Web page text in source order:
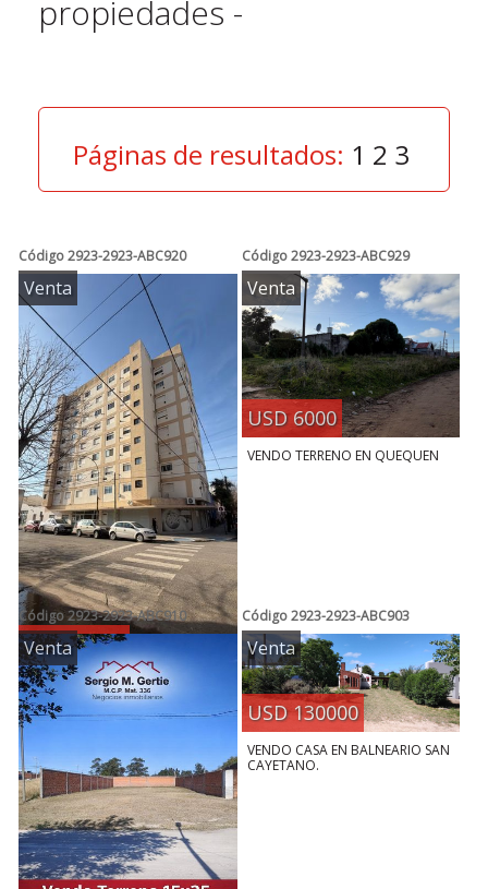
propiedades -
Páginas de resultados: 1 2 3
Código2923-2923-ABC920
Venta
USD 63000
VENDO DEPARTAMENTO 3 AMB.
EDIF MEDITERRANEO
Código2923-2923-ABC929
Venta
USD 6000
VENDO TERRENO EN QUEQUEN
Código2923-2923-ABC910
Venta
Código2923-2923-ABC903
Venta
USD 130000
VENDO CASA EN BALNEARIO SAN
CAYETANO.